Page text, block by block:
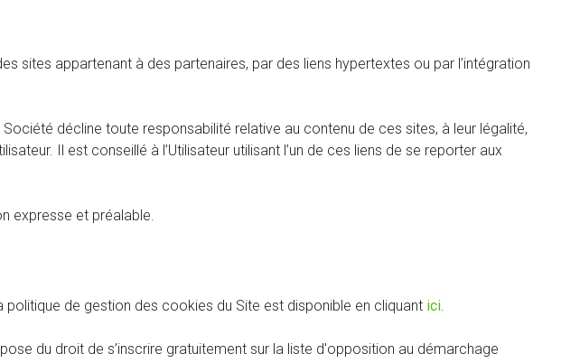
sites appartenant à des partenaires, par des liens hypertextes ou par l’intégration
décline toute responsabilité relative au contenu de ces sites, à leur légalité,
Il est conseillé à l’Utilisateur utilisant l’un de ces liens de se reporter aux
expresse et préalable.
politique de gestion des cookies du Site est disponible en cliquant ici.
du droit de s’inscrire gratuitement sur la liste d'opposition au démarchage